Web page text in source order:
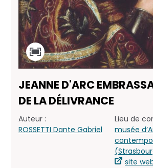
JEANNE D'ARC
DE LA DÉLIVRANCE
Auteur :
ROSSETTI Dante Gabriel
Lieu de
musée
site